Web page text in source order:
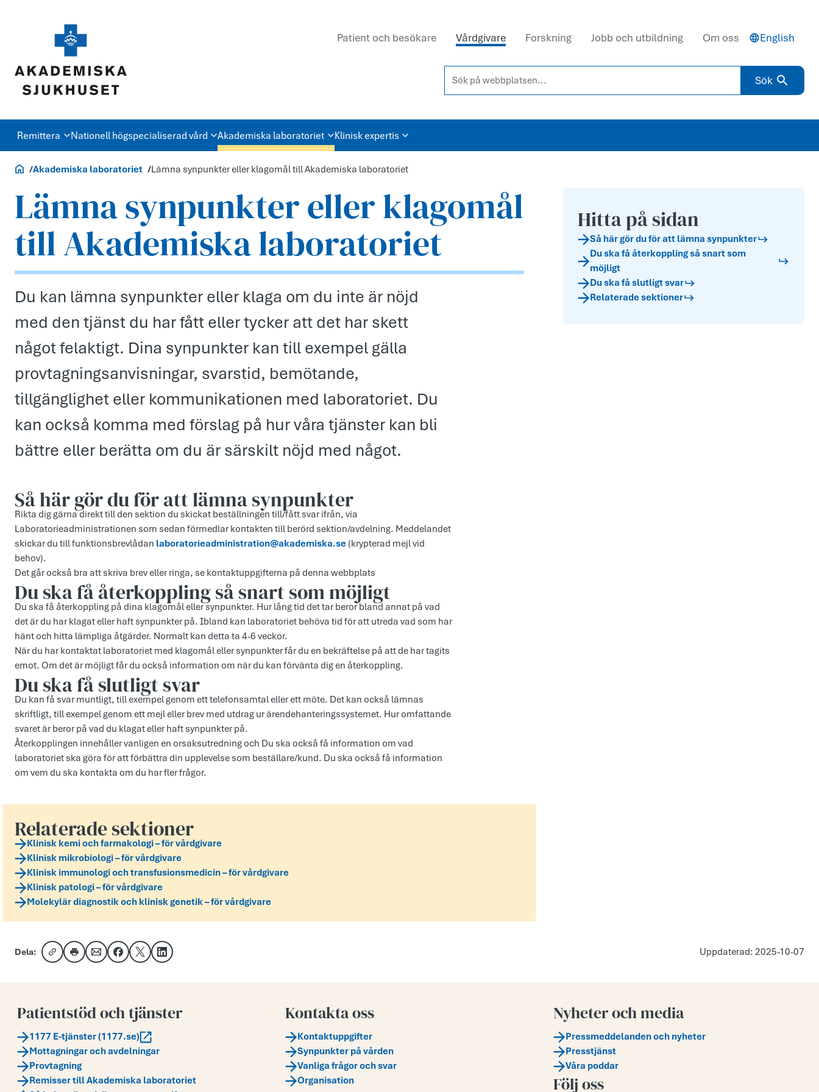
Patient och besökare Vårdgivare Forskning Jobb och utbildning Om oss English
Sök på webbplatsen...
Sök
Remittera Nationell högspecialiserad vård Akademiska laboratoriet Klinisk expertis
Vårdgivare
Akademiska laboratoriet Lämna synpunkter eller klagomål till Akademiska laboratoriet
Lämna synpunkter eller klagomål
till Akademiska laboratoriet
Du kan lämna synpunkter eller klaga om du inte är nöjd
med den tjänst du har fått eller tycker att det har skett
något felaktigt. Dina synpunkter kan till exempel gälla
provtagningsanvisningar, svarstid, bemötande,
tillgänglighet eller kommunikationen med laboratoriet. Du
kan också komma med förslag på hur våra tjänster kan bli
bättre eller berätta om du är särskilt nöjd med något.
Så här gör du för att lämna synpunkter
Rikta dig gärna direkt till den sektion du skickat beställningen till/fått svar ifrån, via
Laboratorieadministrationen som sedan förmedlar kontakten till berörd sektion/avdelning. Meddelandet
skickar du till funktionsbrevlådan laboratorieadministration@akademiska.se (krypterad mejl vid
behov).
Det går också bra att skriva brev eller ringa, se kontaktuppgifterna på denna webbplats
Du ska få återkoppling så snart som möjligt
Du ska få återkoppling på dina klagomål eller synpunkter. Hur lång tid det tar beror bland annat på vad
det är du har klagat eller haft synpunkter på. Ibland kan laboratoriet behöva tid för att utreda vad som har
hänt och hitta lämpliga åtgärder. Normalt kan detta ta 4-6 veckor.
När du har kontaktat laboratoriet med klagomål eller synpunkter får du en bekräftelse på att de har tagits
emot. Om det är möjligt får du också information om när du kan förvänta dig en återkoppling.
Du ska få slutligt svar
Du kan få svar muntligt, till exempel genom ett telefonsamtal eller ett möte. Det kan också lämnas
skriftligt, till exempel genom ett mejl eller brev med utdrag ur ärendehanteringssystemet. Hur omfattande
svaret är beror på vad du klagat eller haft synpunkter på.
Återkopplingen innehåller vanligen en orsaksutredning och Du ska också få information om vad
laboratoriet ska göra för att förbättra din upplevelse som beställare/kund. Du ska också få information
om vem du ska kontakta om du har fler frågor.
Relaterade sektioner
Klinisk kemi och farmakologi – för vårdgivare
Klinisk mikrobiologi – för vårdgivare
Klinisk immunologi och transfusionsmedicin – för vårdgivare
Klinisk patologi – för vårdgivare
Molekylär diagnostik och klinisk genetik – för vårdgivare
Hitta på sidan
Så här gör du för att lämna synpunkter
Du ska få återkoppling så snart som
möjligt
Du ska få slutligt svar
Relaterade sektioner
Dela:
Kopiera länk
Skriv utDela via e-post
Dela på Facebook
Dela på XDela på LinkedIn
Uppdaterad: 2025-10-07
Patientstöd och tjänster
1177 E-tjänster (1177.se)
Mottagningar och avdelningar
Provtagning
Remisser till Akademiska laboratoriet
Kontakta oss
Kontaktuppgifter
Synpunkter på vården
Vanliga frågor och svar
Organisation
Nyheter och media
Pressmeddelanden och nyheter
Presstjänst
Våra poddar
Följ oss